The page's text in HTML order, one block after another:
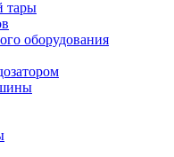
тары
оборудования